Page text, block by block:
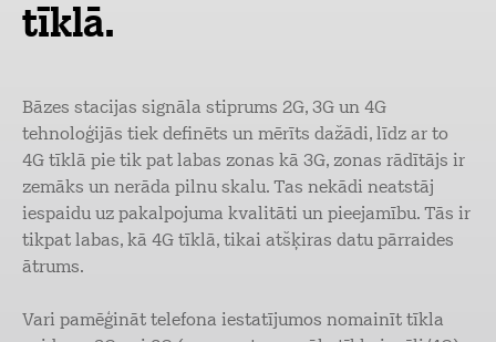
tīklā.
Bāzes stacijas signāla stiprums 2G, 3G un 4G
tehnoloģijās tiek definēts un mērīts dažādi, līdz ar to
4G tīklā pie tik pat labas zonas kā 3G, zonas rādītājs ir
zemāks un nerāda pilnu skalu. Tas nekādi neatstāj
iespaidu uz pakalpojuma kvalitāti un pieejamību. Tās ir
tikpat labas, kā 4G tīklā, tikai atšķiras datu pārraides
ātrums.
Vari pamēģināt telefona iestatījumos nomainīt tīkla